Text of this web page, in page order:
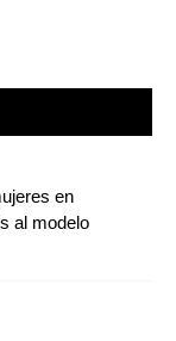
en
al modelo